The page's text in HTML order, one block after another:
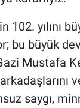
102. yılını
bu büyük
Mustafa
saygı,